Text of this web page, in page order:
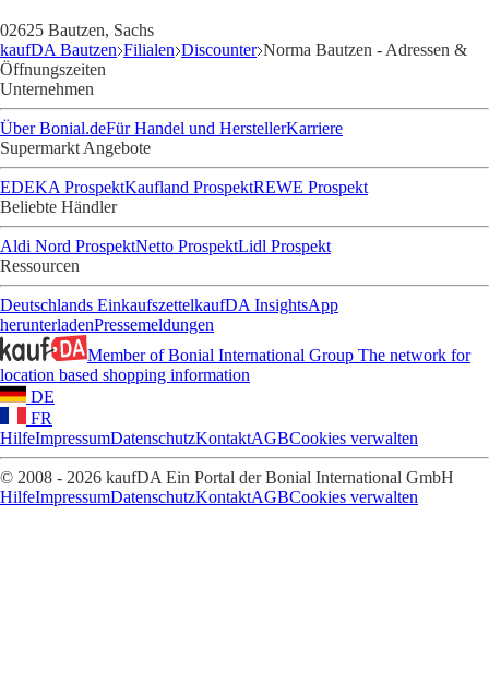
02625 Bautzen, Sachs
kaufDA Bautzen Filialen Discounter Norma Bautzen - Adressen &
Öffnungszeiten
Unternehmen
Über Bonial.deFür Handel und HerstellerKarriere
Supermarkt Angebote
EDEKA ProspektKaufland ProspektREWE Prospekt
Beliebte Händler
Aldi Nord ProspektNetto ProspektLidl Prospekt
Ressourcen
Deutschlands EinkaufszettelkaufDA InsightsApp
herunterladenPressemeldungen
Member of Bonial International Group The network for
location based shopping information
DE
FR
HilfeImpressumDatenschutzKontaktAGBCookies verwalten
© 2008 - 2026 kaufDA Ein Portal der Bonial International GmbH
HilfeImpressumDatenschutzKontaktAGBCookies verwalten